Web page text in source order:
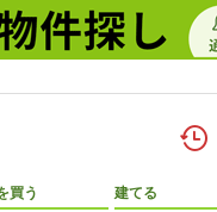
買う 建てる